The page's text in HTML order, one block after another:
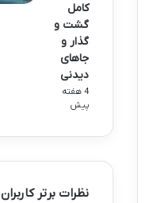
کامل
گشت و
گذار و
جاهای
دیدنی
4 هفته
پیش
نظرات برتر کاربران